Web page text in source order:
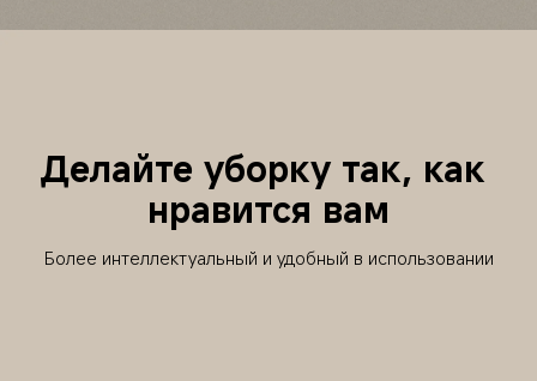
Делайте уборку так, как
нравится вам
Более интеллектуальный и удобный в использовании